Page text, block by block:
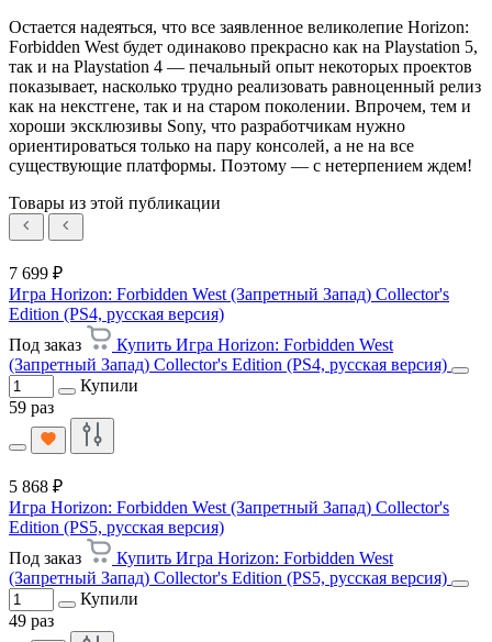
Остается надеяться, что все заявленное великолепие Horizon:
Forbidden West будет одинаково прекрасно как на Playstation 5,
так и на Playstation 4 — печальный опыт некоторых проектов
показывает, насколько трудно реализовать равноценный релиз
как на некстгене, так и на старом поколении. Впрочем, тем и
хороши эксклюзивы Sony, что разработчикам нужно
ориентироваться только на пару консолей, а не на все
существующие платформы. Поэтому — с нетерпением ждем!
Товары из этой публикации
7 699 ₽
Игра Horizon: Forbidden West (Запретный Запад) Collector's
Edition (PS4, русская версия)
Под заказ
Купить Игра Horizon: Forbidden West
(Запретный Запад) Collector's Edition (PS4, русская версия)
Купили
59 раз
5 868 ₽
Игра Horizon: Forbidden West (Запретный Запад) Collector's
Edition (PS5, русская версия)
Под заказ
Купить Игра Horizon: Forbidden West
(Запретный Запад) Collector's Edition (PS5, русская версия)
Купили
49 раз